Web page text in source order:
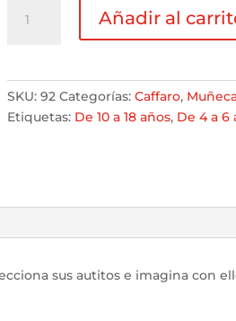
Patrol
con
Figura
Añadir al
SKU:92 Categorías:Caffaro,
Etiquetas: De 10 a 18 años, De 4 a 6
sus autitos e imagina con